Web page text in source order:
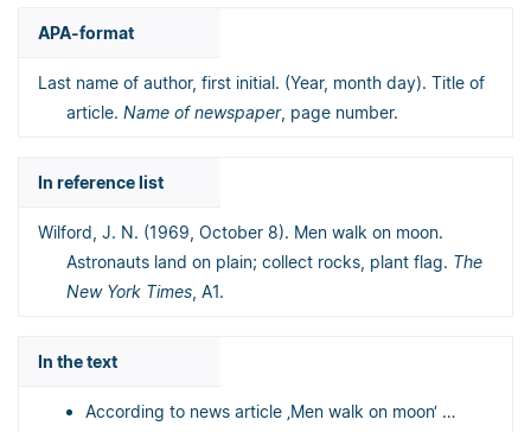
APA-format
Last name of author, first initial. (Year, month day). Title of
article. Name of newspaper, page number.
In reference list
Wilford, J. N. (1969, October 8). Men walk on moon.
Astronauts land on plain; collect rocks, plant flag. The
New York Times , A1.
In the text
According to news article ‚Men walk on moon‘ …